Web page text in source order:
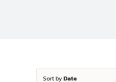
Sort byDate